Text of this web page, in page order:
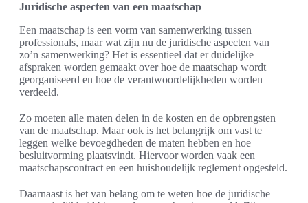
Juridische aspecten van een maatschap
Een maatschap is een vorm van samenwerking tussen
professionals, maar wat zijn nu de juridische aspecten van
zo’n samenwerking? Het is essentieel dat er duidelijke
afspraken worden gemaakt over hoe de maatschap wordt
georganiseerd en hoe de verantwoordelijkheden worden
verdeeld.
Zo moeten alle maten delen in de kosten en de opbrengsten
van de maatschap. Maar ook is het belangrijk om vast te
leggen welke bevoegdheden de maten hebben en hoe
besluitvorming plaatsvindt. Hiervoor worden vaak een
maatschapscontract en een huishoudelijk reglement opgesteld.
Daarnaast is het van belang om te weten hoe de juridische